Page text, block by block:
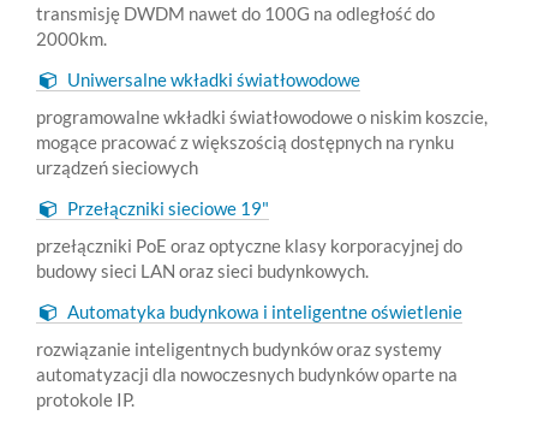
transmisję DWDM nawet do 100G na odległość do
2000km.
Uniwersalne wkładki światłowodowe
programowalne wkładki światłowodowe o niskim koszcie,
mogące pracować z większością dostępnych na rynku
urządzeń sieciowych
Przełączniki sieciowe 19"
przełączniki PoE oraz optyczne klasy korporacyjnej do
budowy sieci LAN oraz sieci budynkowych.
Automatyka budynkowa i inteligentne oświetlenie
rozwiązanie inteligentnych budynków oraz systemy
automatyzacji dla nowoczesnych budynków oparte na
protokole IP.